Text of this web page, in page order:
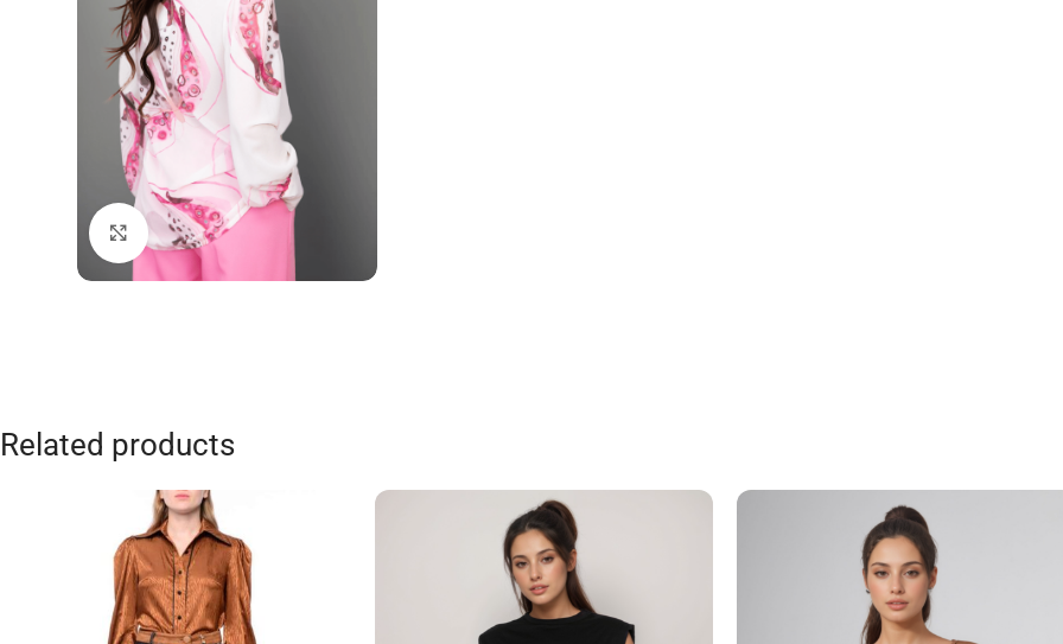
Click to enlarge
Related products